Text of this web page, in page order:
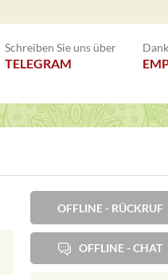
Schreiben Sie uns über
TELEGRAM
OFFLINE - RÜCKRUF
OFFLINE - CHAT